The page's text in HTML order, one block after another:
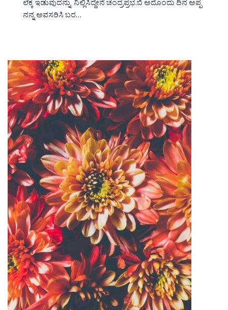
ಲೆಕ್ಕ ಇಡುವುದನ್ನು ನಿಲ್ಲಿಸಿದ್ದೇನೆ ಚಂದ್ರಪ್ರಭ.ಬಿ ಅದೊಂದು ದಿನ ಅಪ್ಪ
ನನ್ನ ಅವಸರಿಸಿ ಬರ…